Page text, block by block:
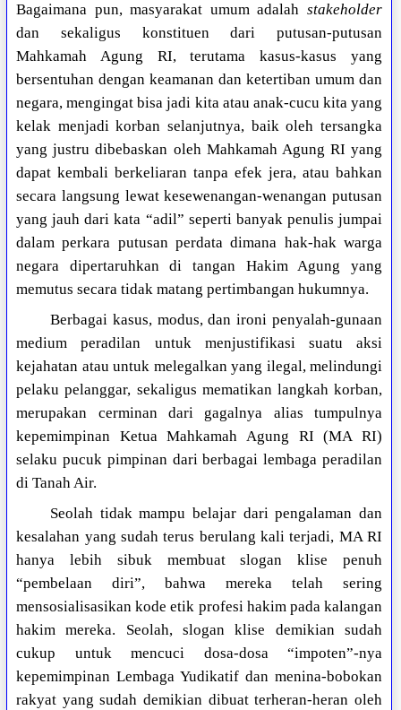
Bagaimana pun, masyarakat umum adalah stakeholder
dan sekaligus konstituen dari putusan-putusan
Mahkamah Agung RI, terutama kasus-kasus yang
bersentuhan dengan keamanan dan ketertiban umum dan
negara, mengingat bisa jadi kita atau anak-cucu kita yang
kelak menjadi korban selanjutnya, baik oleh tersangka
yang justru dibebaskan oleh Mahkamah Agung RI yang
dapat kembali berkeliaran tanpa efek jera, atau bahkan
secara langsung lewat kesewenangan-wenangan putusan
yang jauh dari kata “adil” seperti banyak penulis jumpai
dalam perkara putusan perdata dimana hak-hak warga
negara dipertaruhkan di tangan Hakim Agung yang
memutus secara tidak matang pertimbangan hukumnya.
Berbagai kasus, modus, dan ironi penyalah-gunaan
medium peradilan untuk menjustifikasi suatu aksi
kejahatan atau untuk melegalkan yang ilegal, melindungi
pelaku pelanggar, sekaligus mematikan langkah korban,
merupakan cerminan dari gagalnya alias tumpulnya
kepemimpinan Ketua Mahkamah Agung RI (MA RI)
selaku pucuk pimpinan dari berbagai lembaga peradilan
di Tanah Air.
Seolah tidak mampu belajar dari pengalaman dan
kesalahan yang sudah terus berulang kali terjadi, MA RI
hanya lebih sibuk membuat slogan klise penuh
“pembelaan diri”, bahwa mereka telah sering
mensosialisasikan kode etik profesi hakim pada kalangan
hakim mereka. Seolah, slogan klise demikian sudah
cukup untuk mencuci dosa-dosa “impoten”-nya
kepemimpinan Lembaga Yudikatif dan menina-bobokan
rakyat yang sudah demikian dibuat terheran-heran oleh